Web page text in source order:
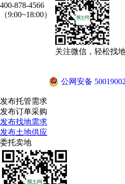
400-878-4566
（9:00~18:00）
关注微信，轻松找
公网安备
发布托管需求
发布订单采购
发布找地需求
发布土地供应
委托卖地